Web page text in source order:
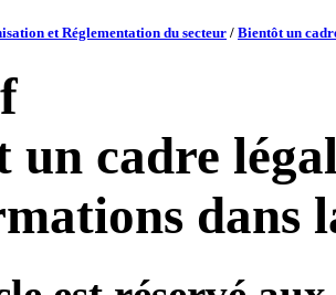
et Réglementation du secteur / Bientôt un
un cadre
dans